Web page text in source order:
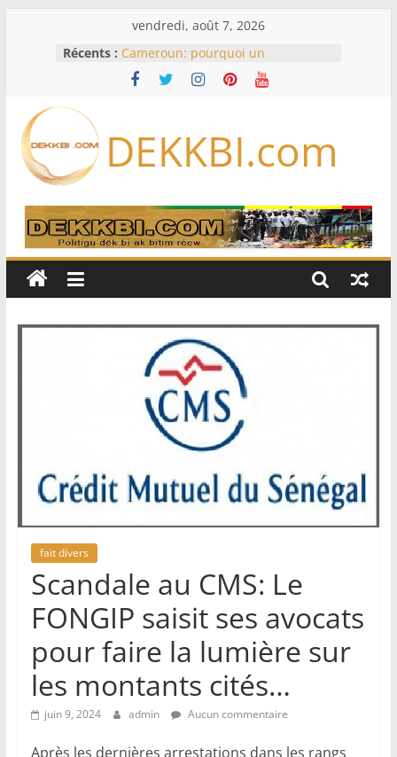
vendredi, août 7, 2026
Récents : Cameroun: pourquoi un
remaniement au sommet de
l’armée alors que Paul Biya est hors
logiciels écrits par l’IA, dominé par
Anthropic et OpenAI
Disney s’associe à TikTok pour tirer
davantage profit de ses univers
légendaires
France – Algérie: l’affaire Mehdi
policière contre le narcotrafic
DEKKBI.com
fait divers
Scandale au CMS: Le
FONGIP saisit ses avocats
pour faire la lumière sur
les montants cités…
juin 9, 2024 admin Aucun commentaire
Après les dernières arrestations dans les rangs